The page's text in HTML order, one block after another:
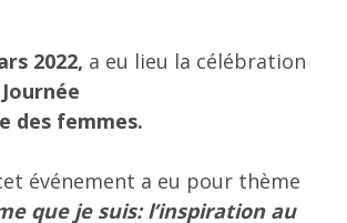
2022, a eu lieu la célébration
Journée
des femmes.
événement a eu pour thème
que je suis: l’inspiration au